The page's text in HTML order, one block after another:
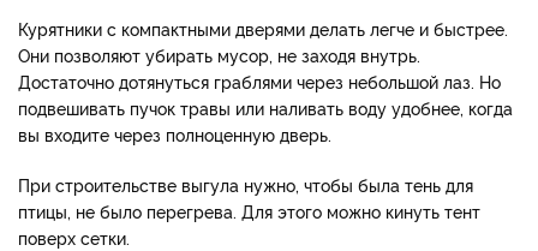
Курятники с компактными дверями делать легче и быстрее.
Они позволяют убирать мусор, не заходя внутрь.
Достаточно дотянуться граблями через небольшой лаз. Но
подвешивать пучок травы или наливать воду удобнее, когда
вы входите через полноценную дверь.
При строительстве выгула нужно, чтобы была тень для
птицы, не было перегрева. Для этого можно кинуть тент
поверх сетки.